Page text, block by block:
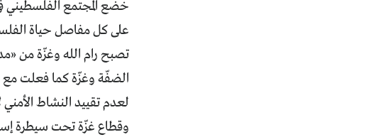
على كل مفاصل حياة
تصبح رام الله وغزّة من
الضفّة وغزّة كما فعلت مع
لعدم تقييد النشاط الأمني
وقطاع غزّة تحت سيطرة